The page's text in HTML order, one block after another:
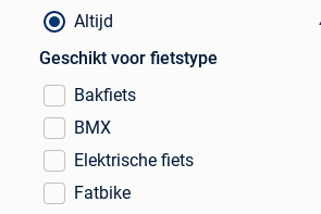
Altijd
Geschikt voor fietstype
Bakfiets
BMX
Elektrische fiets
Fatbike